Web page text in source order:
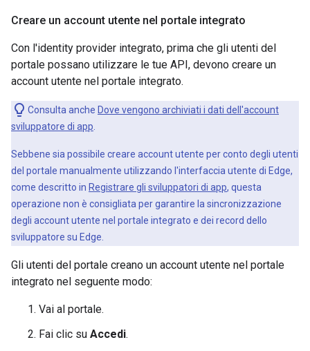
Creare un account utente nel portale integrato
Con l'identity provider integrato, prima che gli utenti del
portale possano utilizzare le tue API, devono creare un
account utente nel portale integrato.
Consulta anche Dove vengono archiviati i dati dell'account
sviluppatore di app
Sebbene sia possibile creare account utente per conto degli utenti
del portale manualmente utilizzando l'interfaccia utente di Edge,
come descritto in Registrare gli sviluppatori di app, questa
operazione non è consigliata per garantire la sincronizzazione
degli account utente nel portale integrato e dei record dello
sviluppatore su Edge.
Gli utenti del portale creano un account utente nel portale
integrato nel seguente modo:
Vai al portale.
Fai clic su Accedi.